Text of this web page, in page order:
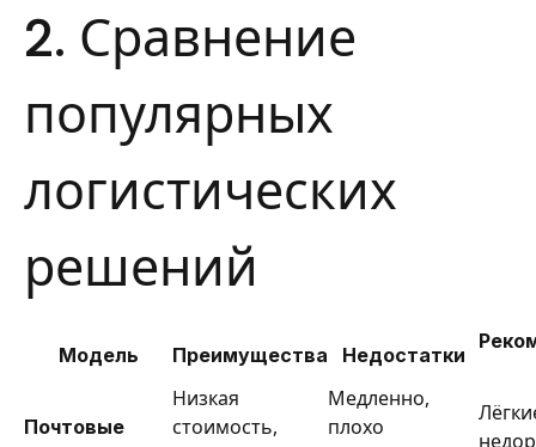
2. Сравнение
популярных
логистических
решений
Модель Преимущества Недостатки
Почтовые
Низкая
стоимость,
Медленно,
плохо